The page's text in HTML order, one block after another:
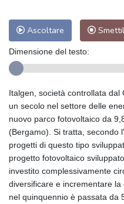
Ascoltare
Dimensione del testo:
Italgen, società controllata
un secolo nel settore delle
nuovo parco fotovoltaico da
(Bergamo). Si tratta, secondo
progetti di questo tipo
progetto fotovoltaico
investito complessivamente
diversificare e incrementare
nel quinquennio è passata da